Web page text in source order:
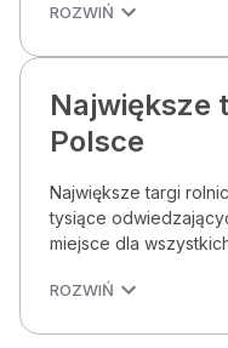
ROZWIŃ
Największe
Polsce
Największe targi
tysiące
miejsce dla
ROZWIŃ